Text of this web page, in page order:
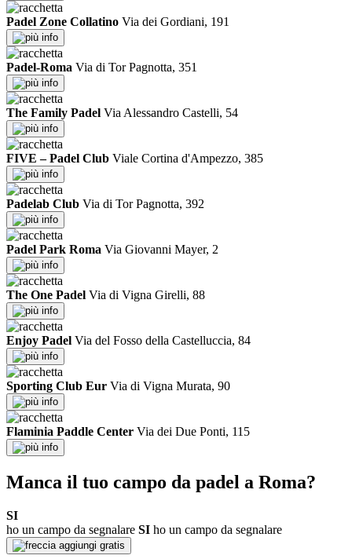
Padel Zone Collatino Via dei Gordiani, 191
info
Padel-Roma Via di Tor Pagnotta, 351
info
The Family Padel Via Alessandro Castelli, 54
info
FIVE – Padel Club Viale Cortina d'Ampezzo, 385
info
Padelab Club Via di Tor Pagnotta, 392
info
Padel Park Roma Via Giovanni Mayer, 2
info
The One Padel Via di Vigna Girelli, 88
info
Enjoy Padel Via del Fosso della Castelluccia, 84
info
Sporting Club Eur Via di Vigna Murata, 90
info
Flaminia Paddle Center Via dei Due Ponti, 115
info
Manca il tuo campo da padel a Roma?
SI
ho un campo da segnalare SI ho un campo da segnalare
aggiungi gratis